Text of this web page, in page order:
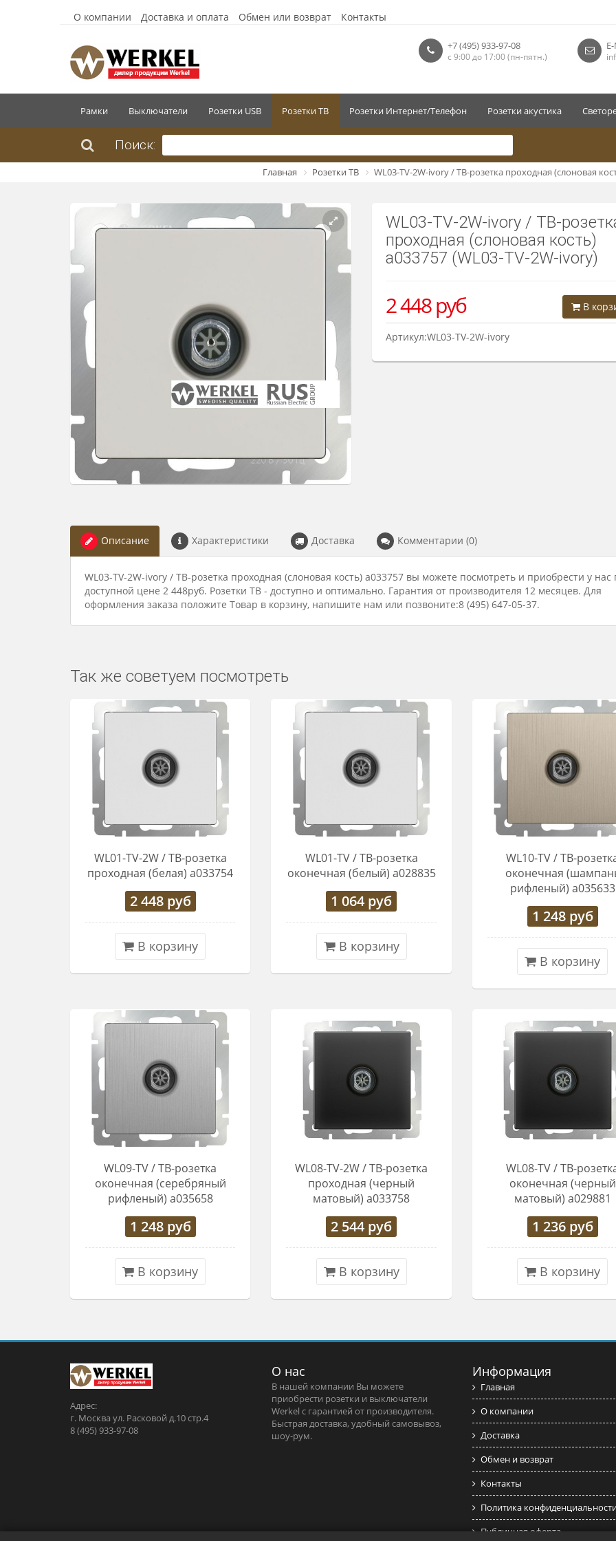
О компании Доставка и оплата Обмен или возврат Контакты
+7 (495) 933-97-08
с 9:00 до 17:00 (пн-пятн.)
Рамки Выключатели Розетки USB Розетки ТВ Розетки Интернет/Телефон Розетки акустика
Поиск:
Главная Розетки ТВ WL03-TV-2W-ivory / ТВ-розетка проходная (слоновая
WL03-TV-2W-ivory / ТВ-
проходная (слоновая кость)
a033757 (WL03-TV-2W-ivory)
В
2 448руб
Артикул:WL03-TV-2W-ivory
Описание Характеристики Доставка Комментарии (0)
WL03-TV-2W-ivory / ТВ-розетка проходная (слоновая кость) a033757 вы можете посмотреть и приобрести у нас
доступной цене 2 448руб. Розетки ТВ - доступно и оптимально. Гарантия от производителя 12 месяцев. Для
оформления заказа положите Товар в корзину, напишите нам или позвоните:8 (495) 647-05-37.
Так же советуем посмотреть
WL01-TV-2W / ТВ-розетка
проходная (белая) a033754
2 448руб
В корзину
WL01-TV / ТВ-розетка
оконечная (белый) a028835
1 064 руб
В корзину
WL10-TV / ТВ-
оконечная
рифленый) a035633
1 248руб
В корзину
WL09-TV / ТВ-розетка
оконечная (серебряный
рифленый) a035658
1 248руб
В корзину
WL08-TV-2W / ТВ-розетка
проходная (черный
матовый) a033758
2 544 руб
В корзину
WL08-TV / ТВ-
оконечная (черный
матовый) a029881
1 236руб
В корзину
Адрес:
г. Москва ул. Расковой д.10 стр.4
8 (495) 933-97-08
О нас
В нашей компании Вы можете
приобрести розетки и выключатели
Werkel c гарантией от производителя.
Быстрая доставка, удобный самовывоз,
шоу-рум.
Информация
Главная
О компании
Доставка
Обмен и возврат
Контакты
Политика
Публичная оферта